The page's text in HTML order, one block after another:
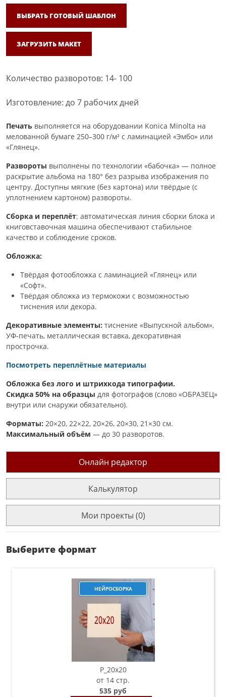
ВЫБРАТЬ ГОТОВЫЙ ШАБЛОН
ЗАГРУЗИТЬ МАКЕТ
Количество разворотов: 14- 100
Изготовление: до 7 рабочих дней
Печать выполняется на оборудовании Konica Minolta на
мелованной бумаге 250–300 г/м² с ламинацией «Эмбо» или
«Глянец».
Развороты выполнены по технологии «бабочка» — полное
раскрытие альбома на 180° без разрыва изображения по
центру. Доступны мягкие (без картона) или твёрдые (с
уплотнением картоном) развороты.
Сборка и переплёт: автоматическая линия сборки блока и
книговставочная машина обеспечивают стабильное
качество и соблюдение сроков.
Обложка:
Твёрдая фотообложка с ламинацией «Глянец» или
«Софт».
Твёрдая обложка из термокожи с возможностью
тиснения или декора.
Декоративные элементы: тиснение «Выпускной альбом»,
УФ-печать, металлическая вставка, декоративная
прострочка.
Посмотреть переплётные материалы
Обложка без лого и штрихкода типографии.
Скидка 50% на образцы для фотографов (слово «ОБРАЗЕЦ»
внутри или снаружи обязательно).
Форматы: 20×20, 22×22, 20×26, 20×30, 21×30 см.
Максимальный объём — до 30 разворотов.
Онлайн редактор
Калькулятор
Мои проекты (0)
Выберите формат
НЕЙРОСБОРКА
P_20х20
от 14 стр.
535 руб